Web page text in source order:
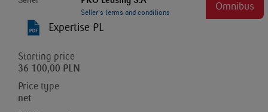
Seller`s terms and conditions
Omnibus
Expertise PL
Starting price
36 100,00 PLN
Price type
net